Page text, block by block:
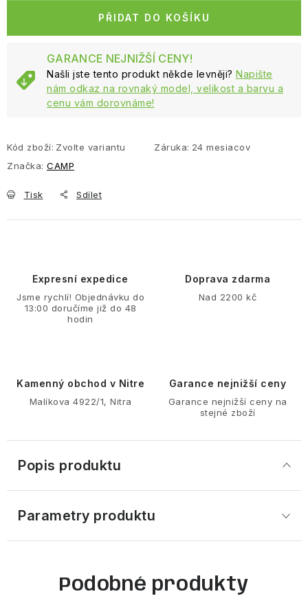
PŘIDAT DO KOŠÍKU
GARANCE NEJNIŽŠÍ CENY!
Našli jste tento produkt někde levněji? Napište
nám odkaz na rovnaký model, velikost a barvu a
cenu vám dorovnáme!
Kód zboží: Zvolte variantu Záruka: 24 mesiacov
Značka: CAMP
Tisk Sdílet
Expresní expedice
Jsme rychlí! Objednávku do
13:00 doručíme již do 48
hodin
Doprava zdarma
Nad 2200 kč
Kamenný obchod v Nitre
Malíkova 4922/1, Nitra
Garance nejnižší ceny
Garance nejnižší ceny na
stejné zboží
Popis produktu
Parametry produktu
Podobné produkty